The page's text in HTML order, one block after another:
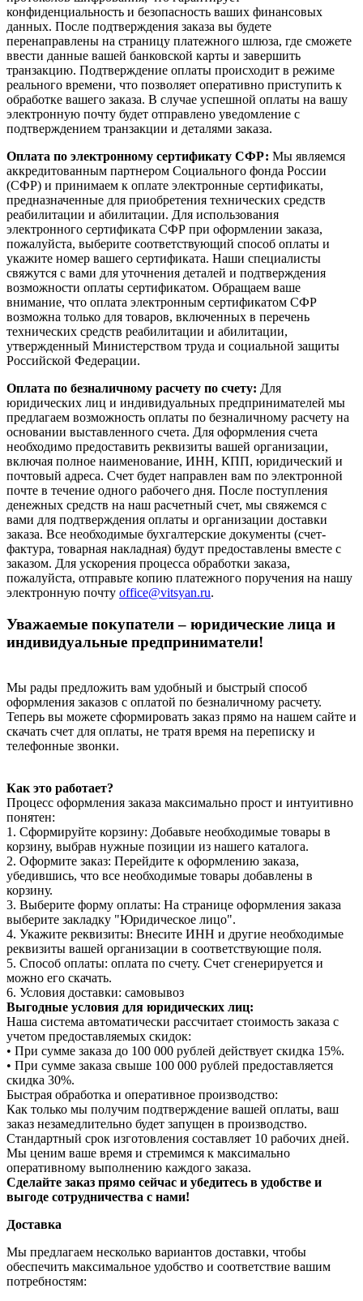
конфиденциальность и безопасность ваших финансовых
данных. После подтверждения заказа вы будете
перенаправлены на страницу платежного шлюза, где сможете
ввести данные вашей банковской карты и завершить
транзакцию. Подтверждение оплаты происходит в режиме
реального времени, что позволяет оперативно приступить к
обработке вашего заказа. В случае успешной оплаты на вашу
электронную почту будет отправлено уведомление с
подтверждением транзакции и деталями заказа.
Оплата по электронному сертификату СФР: Мы являемся
аккредитованным партнером Социального фонда России
(СФР) и принимаем к оплате электронные сертификаты,
предназначенные для приобретения технических средств
реабилитации и абилитации. Для использования
электронного сертификата СФР при оформлении заказа,
пожалуйста, выберите соответствующий способ оплаты и
укажите номер вашего сертификата. Наши специалисты
свяжутся с вами для уточнения деталей и подтверждения
возможности оплаты сертификатом. Обращаем ваше
внимание, что оплата электронным сертификатом СФР
возможна только для товаров, включенных в перечень
технических средств реабилитации и абилитации,
утвержденный Министерством труда и социальной защиты
Российской Федерации.
Оплата по безналичному расчету по счету: Для
юридических лиц и индивидуальных предпринимателей мы
предлагаем возможность оплаты по безналичному расчету на
основании выставленного счета. Для оформления счета
необходимо предоставить реквизиты вашей организации,
включая полное наименование, ИНН, КПП, юридический и
почтовый адреса. Счет будет направлен вам по электронной
почте в течение одного рабочего дня. После поступления
денежных средств на наш расчетный счет, мы свяжемся с
вами для подтверждения оплаты и организации доставки
заказа. Все необходимые бухгалтерские документы (счет-
фактура, товарная накладная) будут предоставлены вместе с
заказом. Для ускорения процесса обработки заказа,
пожалуйста, отправьте копию платежного поручения на нашу
электронную почту office@vitsyan.ru.
Уважаемые покупатели – юридические лица и
индивидуальные предприниматели!
Мы рады предложить вам удобный и быстрый способ
оформления заказов с оплатой по безналичному расчету.
Теперь вы можете сформировать заказ прямо на нашем сайте и
скачать счет для оплаты, не тратя время на переписку и
телефонные звонки.
Как это работает?
Процесс оформления заказа максимально прост и интуитивно
понятен:
1. Сформируйте корзину: Добавьте необходимые товары в
корзину, выбрав нужные позиции из нашего каталога.
2. Оформите заказ: Перейдите к оформлению заказа,
убедившись, что все необходимые товары добавлены в
корзину.
3. Выберите форму оплаты: На странице оформления заказа
выберите закладку "Юридическое лицо".
4. Укажите реквизиты: Внесите ИНН и другие необходимые
реквизиты вашей организации в соответствующие поля.
5. Способ оплаты: оплата по счету. Счет сгенерируется и
можно его скачать.
6. Условия доставки: самовывоз
Выгодные условия для юридических лиц:
Наша система автоматически рассчитает стоимость заказа с
учетом предоставляемых скидок:
• При сумме заказа до 100 000 рублей действует скидка 15%.
• При сумме заказа свыше 100 000 рублей предоставляется
скидка 30%.
Быстрая обработка и оперативное производство:
Как только мы получим подтверждение вашей оплаты, ваш
заказ незамедлительно будет запущен в производство.
Стандартный срок изготовления составляет 10 рабочих дней.
Мы ценим ваше время и стремимся к максимально
оперативному выполнению каждого заказа.
Сделайте заказ прямо сейчас и убедитесь в удобстве и
выгоде сотрудничества с нами!
Доставка
Мы предлагаем несколько вариантов доставки, чтобы
обеспечить максимальное удобство и соответствие вашим
потребностям: